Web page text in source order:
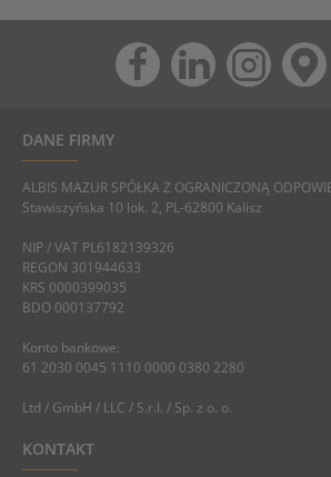
DANE FIRMY
ALBIS MAZUR SPÓŁKA Z OGRANICZONĄ
Stawiszyńska 10 lok. 2, PL-62800 Kalisz
NIP / VAT PL6182139326
REGON 301944633
KRS 0000399035
BDO 000137792
Konto bankowe:
61 2030 0045 1110 0000 0380 2280
Ltd / GmbH / LLC / S.r.l. / Sp. z o. o.
KONTAKT